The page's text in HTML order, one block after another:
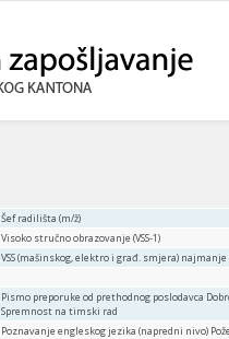
Šef radilišta (m/ž)
Visoko stručno obrazovanje (VSS-1)
VSS (mašinskog, elektro i građ. smjera)
Pismo preporuke od prethodnog poslodavca
Spremnost na timski rad
Poznavanje engleskog jezika (napredni nivo)